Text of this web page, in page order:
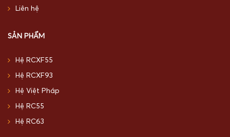
Liên hệ
SẢN PHẨM
Hệ RCXF55
Hệ RCXF93
Hệ Việt Pháp
Hệ RC55
Hệ RC63